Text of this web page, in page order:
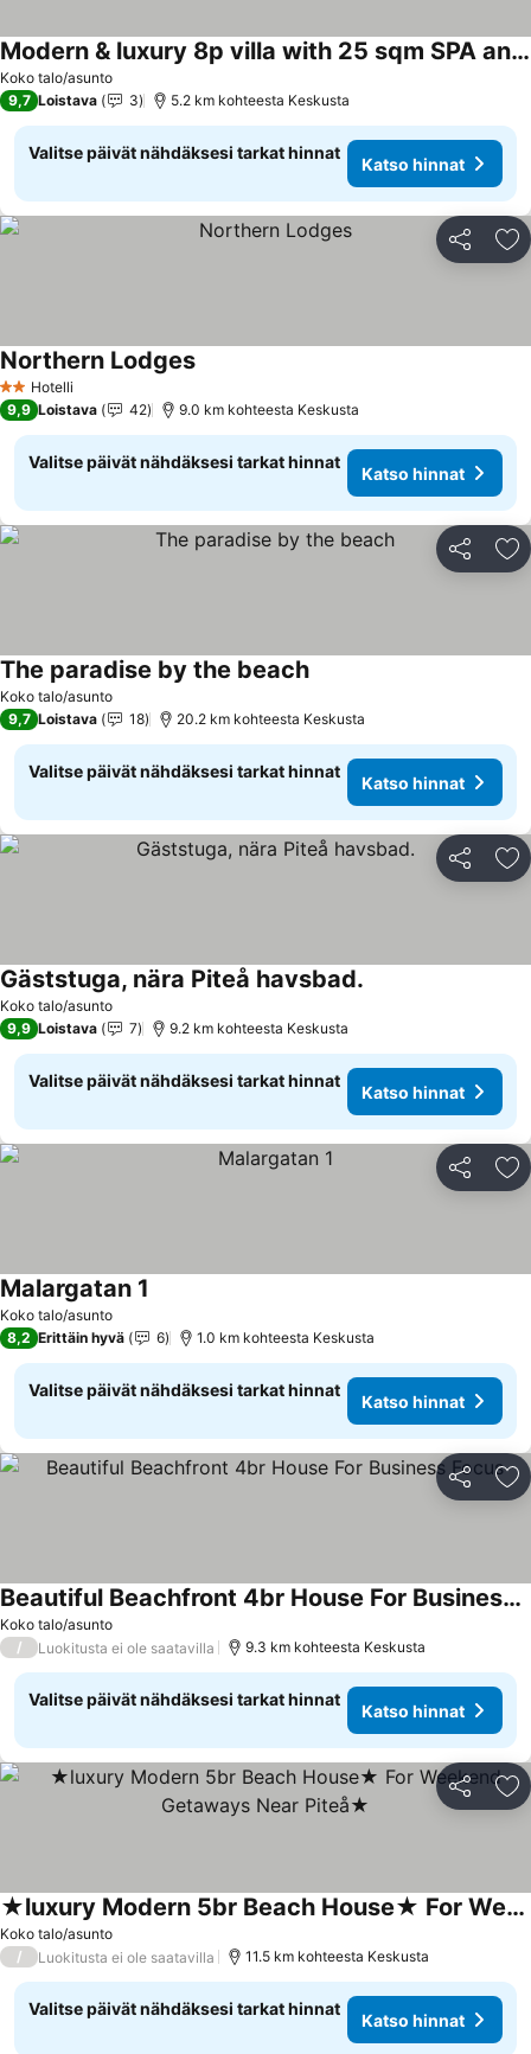
Koko talo/asunto
Modern & luxury 8p villa with 25 sqm SPA and stunning views and private surroundings
Katso hinnat
9,7 Loistava 3 5.2 km kohteesta Keskusta
Valitse päivät nähdäksesi tarkat hinnat
Katso hinnat
Jaa
2 Tähtiluokitus
Hotelli
Northern LodgesKatso hinnat
9,9 Loistava 42 9.0 km kohteesta Keskusta
Valitse päivät nähdäksesi tarkat hinnat
Katso hinnat
Jaa
Koko talo/asunto
The paradise by the beachKatso hinnat
9,7 Loistava 18 20.2 km kohteesta Keskusta
Valitse päivät nähdäksesi tarkat hinnat
Katso hinnat
Jaa
Koko talo/asunto
Gäststuga, nära Piteå havsbad.
9,9 Loistava 7 9.2 km kohteesta Keskusta
Valitse päivät nähdäksesi tarkat hinnat
Katso hinnat
Jaa
Koko talo/asunto
Malargatan 1
8,2 Erittäin hyvä 6 1.0 km kohteesta Keskusta
Valitse päivät nähdäksesi tarkat hinnat
Katso hinnat
Jaa
Koko talo/asunto
Beautiful Beachfront 4br House For Business Focus
Katso hinnat
/ Luokitusta ei ole saatavilla 9.3 km kohteesta Keskusta
Valitse päivät nähdäksesi tarkat hinnat
Katso hinnat
Jaa
Koko talo/asunto
★luxury Modern 5br Beach House★ For Weekend Getaways Near Piteå★
Katso hinnat
/ Luokitusta ei ole saatavilla 11.5 km kohteesta Keskusta
Valitse päivät nähdäksesi tarkat hinnat
Katso hinnat